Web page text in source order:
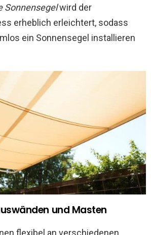
Sonnensegelwird der
erheblich erleichtert, sodass
ein Sonnensegel installieren
und Masten
flexibel an verschiedenen